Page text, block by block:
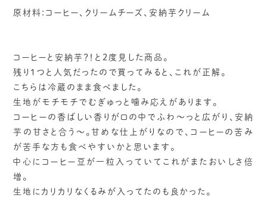
原材料:コーヒー、クリームチーズ、安納芋クリーム
コーヒーと安納芋？！と2度見した商品。
残り1つと人気だったので買ってみると、これが正解。
こちらは冷蔵のまま食べました。
生地がモチモチでむぎゅっと噛み応えがあります。
コーヒーの香ばしい香りが口の中でふわ〜っと広がり、安納
芋の甘さと合う～。甘めな仕上がりなので、コーヒーの苦み
が苦手な方も食べやすいかと思います。
中心にコーヒー豆が一粒入っていてこれがまたおいしさ倍
増。
生地にカリカリなくるみが入ってたのも良かった。